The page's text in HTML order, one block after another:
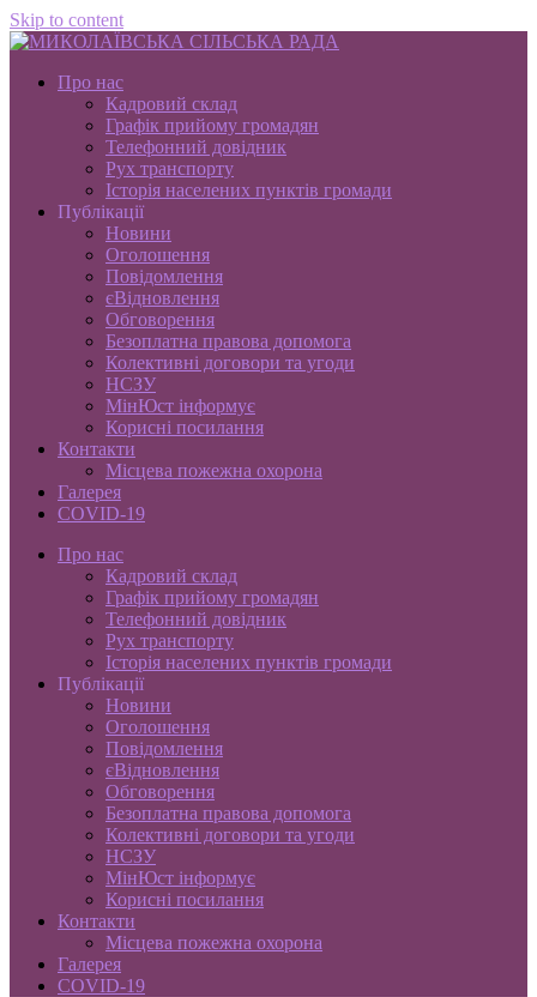
Skip to content
Про нас
Кадровий склад
Графік прийому громадян
Телефонний довідник
Рух транспорту
Історія населених пунктів громади
Публікації
Новини
Оголошення
Повідомлення
єВідновлення
Обговорення
Безоплатна правова допомога
Колективні договори та угоди
НСЗУ
МінЮст інформує
Корисні посилання
Контакти
Місцева пожежна охорона
Галерея
COVID-19
Про нас
Кадровий склад
Графік прийому громадян
Телефонний довідник
Рух транспорту
Історія населених пунктів громади
Публікації
Новини
Оголошення
Повідомлення
єВідновлення
Обговорення
Безоплатна правова допомога
Колективні договори та угоди
НСЗУ
МінЮст інформує
Корисні посилання
Контакти
Місцева пожежна охорона
Галерея
COVID-19